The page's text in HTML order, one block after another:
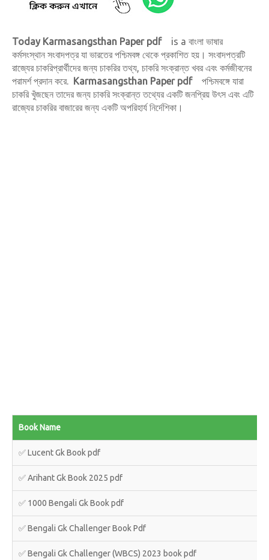
Today Karmasangsthan Paper pdf
is a বাংলা ভাষার
কর্মসংস্থান সংবাদপত্র যা ভারতের পশ্চিমবঙ্গ থেকে প্রকাশিত হয়। সংবাদপত্রটি
রাজ্যের চাকরিপ্রার্থীদের জন্য চাকরির তথ্য, চাকরি সংক্রান্ত খবর এবং কর্মজীবনের
পরামর্শ প্রদান করে. Karmasangsthan Paper pdfপশ্চিমবঙ্গে যারা
চাকরি খুঁজছেন তাদের জন্য চাকরি সংক্রান্ততথ্যের একটি জনপ্রিয় উৎস এবং এটি
রাজ্যের চাকরির বাজারের জন্য একটি অপরিহার্য নির্দেশিকা।
Book Name
✅ Lucent Gk Book pdf
✅ Arihant Gk Book 2025 pdf
✅ 1000 Bengali Gk Book pdf
✅ Bengali Gk Challenger Book Pdf
✅ Bengali Gk Challenger (WBCS) 2023 book pdf